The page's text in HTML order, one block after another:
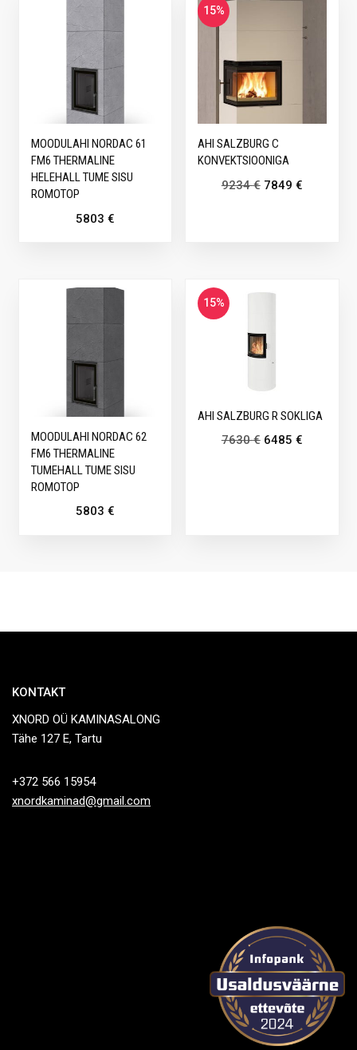
MOODULAHI NORDAC 61
FM6 THERMALINE
HELEHALL TUME SISU
ROMOTOP
5803 €
15%
AHI SALZBURG C
KONVEKTSIOONIGA
9234€ 7849 €
MOODULAHI NORDAC 62
FM6 THERMALINE
TUMEHALL TUME SISU
ROMOTOP
5803 €
15%
AHI SALZBURG R SOKLIGA
7630€ 6485 €
KONTAKT
XNORD OÜ KAMINASALONG
Tähe 127 E, Tartu
+372 566 15954
xnordkaminad@gmail.com